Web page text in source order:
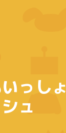
っしょ
ュ